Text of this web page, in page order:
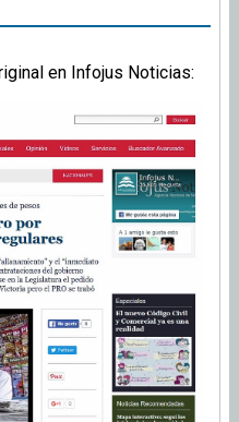
en Infojus Noticias: